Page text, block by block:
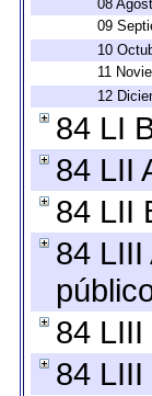
08
09
10
11
12
84 LI
84 LII
84 LII
84
84
84